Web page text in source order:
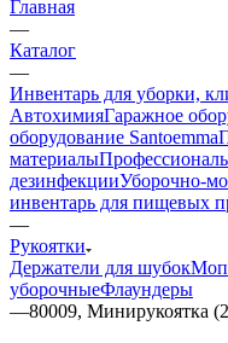
Главная
—
Каталог
—
Инвентарь для уборки,
АвтохимияГаражное
оборудование Santoemma
материалы
дезинфекцииУборочно-
инвентарь для пищевых
—
Рукоятки
Держатели для шубок
уборочныеФлаундеры
—80009, Минирукоятка